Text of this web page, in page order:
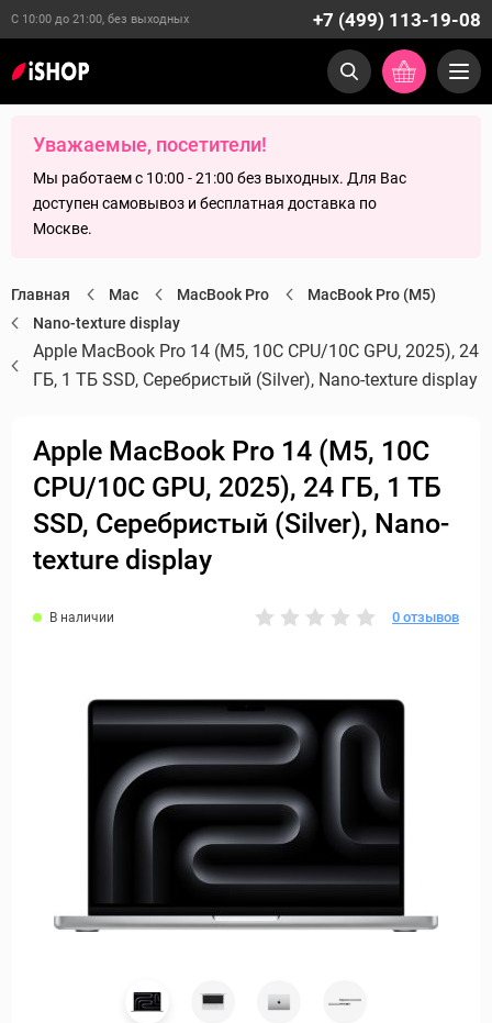
С 10:00 до 21:00, без выходных +7 (499) 113-19-08
Уважаемые, посетители!
Мы работаем с 10:00 - 21:00 без выходных. Для Вас
доступен самовывоз и бесплатная доставка по
Москве.
Главная Mac MacBook Pro
MacBook Pro (M5)
Nano-texture display
Apple MacBook Pro 14 (M5, 10C CPU/10C GPU, 2025), 24
ГБ, 1 ТБ SSD, Серебристый (Silver), Nano-texture display
Apple MacBook Pro 14 (M5, 10C
CPU/10C GPU, 2025), 24 ГБ, 1 ТБ
SSD, Серебристый (Silver), Nano-
texture display
В наличии 0 отзывов